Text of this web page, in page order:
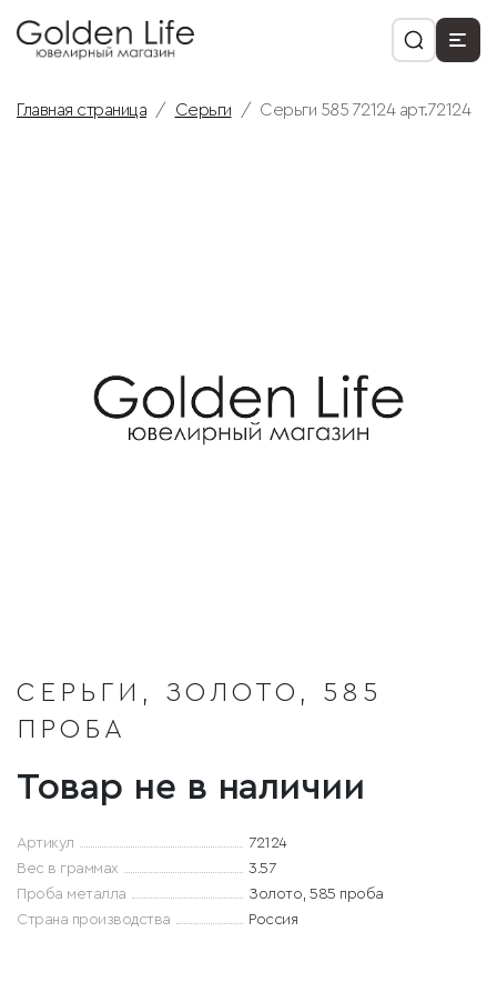
Главная страница Серьги Серьги 585 72124 арт.72124
СЕРЬГИ, ЗОЛОТО, 585
ПРОБА
Товар не в наличии
Артикул
72124
Вес в граммах
3.57
Проба металла
Золото, 585 проба
Страна производства
Россия